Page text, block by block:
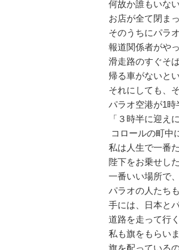
何故か誰もいない
お店が全て閉ま
そのうちにパラ
報道関係者がや
滑走路のすぐそ
帰る車がないと
それにしても、
パラオ空港が1時
「３時半に迎え
コロールの町中
私は人生で一番
陛下をお乗せし
一番いい場所で
パラオの人たち
手には、日本と
道路を走って行
私も旗をもらいま
旗を配っている